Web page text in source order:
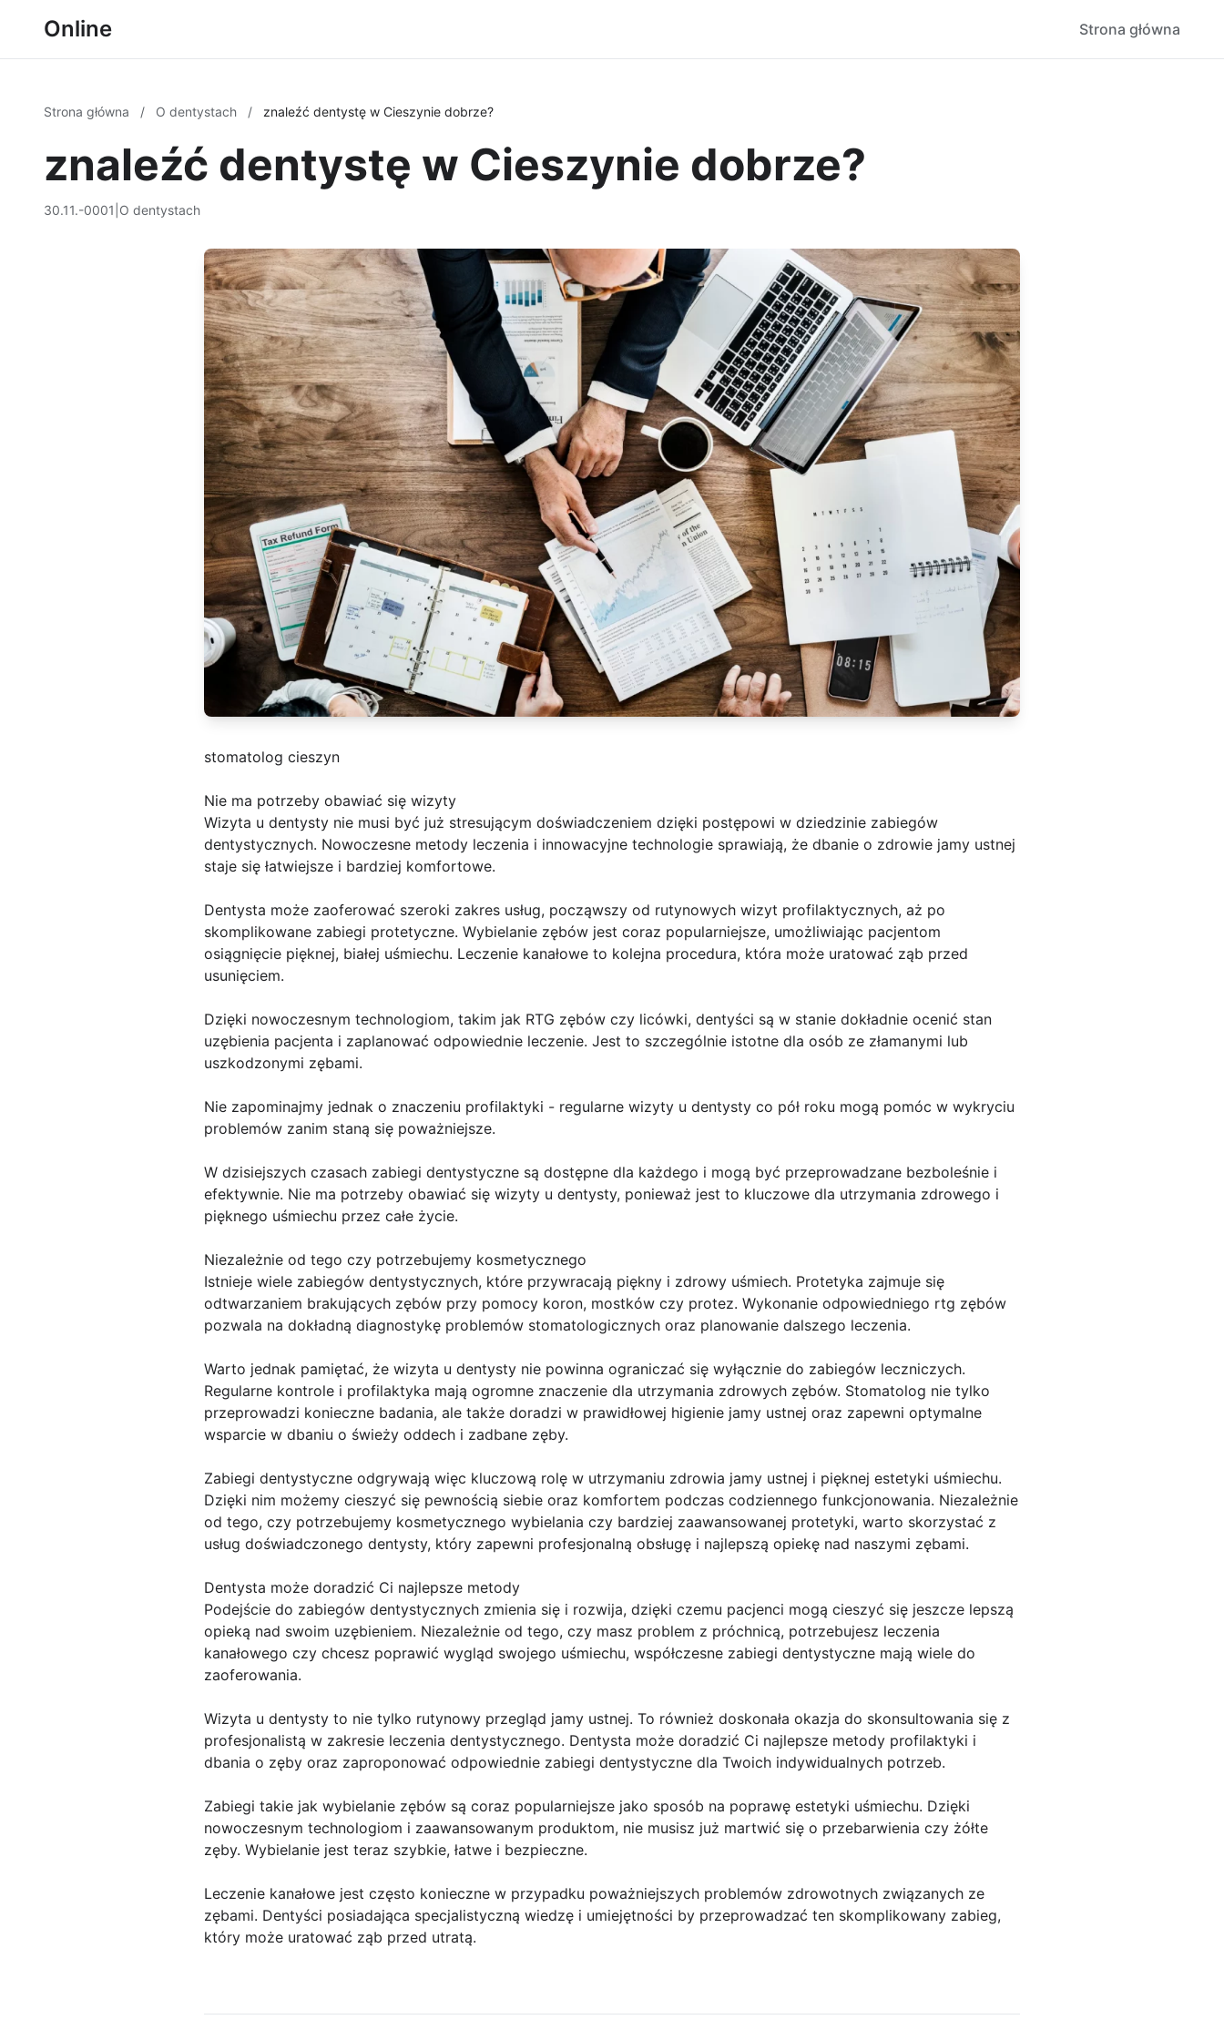
Online Strona główna
Strona główna / O dentystach / znaleźć dentystę w Cieszynie dobrze?
znaleźć dentystę w Cieszynie dobrze?
30.11.-0001 O dentystach
stomatolog cieszyn
Nie ma potrzeby obawiać się wizyty
Wizyta u dentysty nie musi być już stresującym doświadczeniem dzięki postępowi w dziedzinie zabiegów
dentystycznych. Nowoczesne metody leczenia i innowacyjne technologie sprawiają, że dbanie o zdrowie jamy ustnej
staje się łatwiejsze i bardziej komfortowe.
Dentysta może zaoferować szeroki zakres usług, począwszy od rutynowych wizyt profilaktycznych, aż po
skomplikowane zabiegi protetyczne. Wybielanie zębów jest coraz popularniejsze, umożliwiając pacjentom
osiągnięcie pięknej, białej uśmiechu. Leczenie kanałowe to kolejna procedura, która może uratować ząb przed
usunięciem.
Dzięki nowoczesnym technologiom, takim jak RTG zębów czy licówki, dentyści są w stanie dokładnie ocenić stan
uzębienia pacjenta i zaplanować odpowiednie leczenie. Jest to szczególnie istotne dla osób ze złamanymi lub
uszkodzonymi zębami.
Nie zapominajmy jednak o znaczeniu profilaktyki - regularne wizyty u dentysty co pół roku mogą pomóc w wykryciu
problemów zanim staną się poważniejsze.
W dzisiejszych czasach zabiegi dentystyczne są dostępne dla każdego i mogą być przeprowadzane bezboleśnie i
efektywnie. Nie ma potrzeby obawiać się wizyty u dentysty, ponieważ jest to kluczowe dla utrzymania zdrowego i
pięknego uśmiechu przez całe życie.
Niezależnie od tego czy potrzebujemy kosmetycznego
Istnieje wiele zabiegów dentystycznych, które przywracają piękny i zdrowy uśmiech. Protetyka zajmuje się
odtwarzaniem brakujących zębów przy pomocy koron, mostków czy protez. Wykonanie odpowiedniego rtg zębów
pozwala na dokładną diagnostykę problemów stomatologicznych oraz planowanie dalszego leczenia.
Warto jednak pamiętać, że wizyta u dentysty nie powinna ograniczać się wyłącznie do zabiegów leczniczych.
Regularne kontrole i profilaktyka mają ogromne znaczenie dla utrzymania zdrowych zębów. Stomatolog nie tylko
przeprowadzi konieczne badania, ale także doradzi w prawidłowej higienie jamy ustnej oraz zapewni optymalne
wsparcie w dbaniu o świeży oddech i zadbane zęby.
Zabiegi dentystyczne odgrywają więc kluczową rolę w utrzymaniu zdrowia jamy ustnej i pięknej estetyki uśmiechu.
Dzięki nim możemy cieszyć się pewnością siebie oraz komfortem podczas codziennego funkcjonowania. Niezależnie
od tego, czy potrzebujemy kosmetycznego wybielania czy bardziej zaawansowanej protetyki, warto skorzystać z
usług doświadczonego dentysty, który zapewni profesjonalną obsługę i najlepszą opiekę nad naszymi zębami.
Dentysta może doradzić Ci najlepsze metody
Podejście do zabiegów dentystycznych zmienia się i rozwija, dzięki czemu pacjenci mogą cieszyć się jeszcze lepszą
opieką nad swoim uzębieniem. Niezależnie od tego, czy masz problem z próchnicą, potrzebujesz leczenia
kanałowego czy chcesz poprawić wygląd swojego uśmiechu, współczesne zabiegi dentystyczne mają wiele do
zaoferowania.
Wizyta u dentysty to nie tylko rutynowy przegląd jamy ustnej. To również doskonała okazja do skonsultowania się z
profesjonalistą w zakresie leczenia dentystycznego. Dentysta może doradzić Ci najlepsze metody profilaktyki i
dbania o zęby oraz zaproponować odpowiednie zabiegi dentystyczne dla Twoich indywidualnych potrzeb.
Zabiegi takie jak wybielanie zębów są coraz popularniejsze jako sposób na poprawę estetyki uśmiechu. Dzięki
nowoczesnym technologiom i zaawansowanym produktom, nie musisz już martwić się o przebarwienia czy żółte
zęby. Wybielanie jest teraz szybkie, łatwe i bezpieczne.
Leczenie kanałowe jest często konieczne w przypadku poważniejszych problemów zdrowotnych związanych ze
zębami. Dentyści posiadająca specjalistyczną wiedzę i umiejętności by przeprowadzać ten skomplikowany zabieg,
który może uratować ząb przed utratą.